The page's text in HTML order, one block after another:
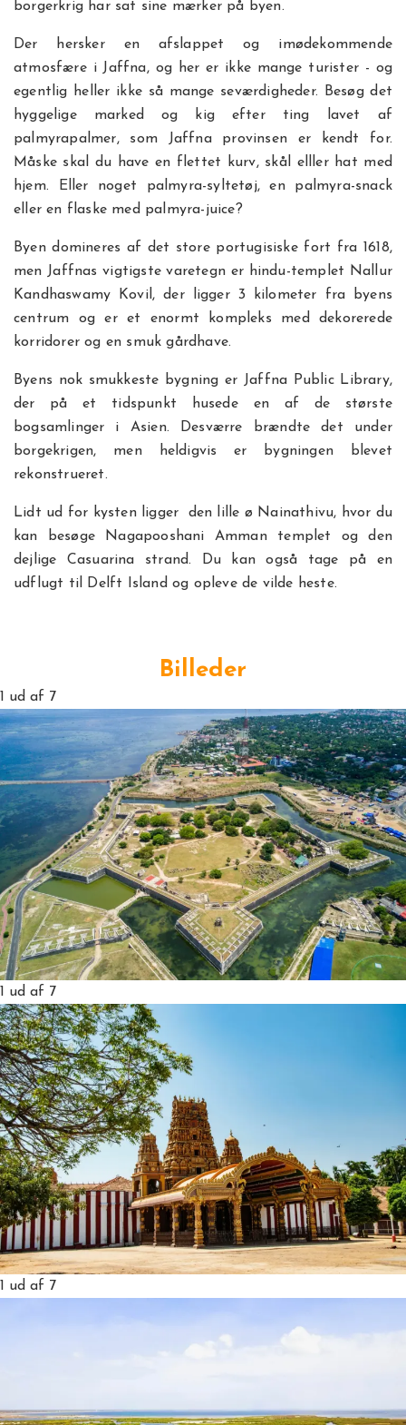
borgerkrig har sat sine mærker på byen.
Der hersker en afslappet og imødekommende
atmosfære i Jaffna, og her er ikke mange turister - og
egentlig heller ikke så mange seværdigheder. Besøg det
hyggelige marked og kig efter ting lavet af
palmyrapalmer, som Jaffna provinsen er kendt for.
Måske skal du have en flettet kurv, skål elller hat med
hjem. Eller noget palmyra-syltetøj, en palmyra-snack
eller en flaske med palmyra-juice?
Byen domineres af det store portugisiske fort fra 1618,
men Jaffnas vigtigste varetegn er hindu-templet Nallur
Kandhaswamy Kovil, der ligger 3 kilometer fra byens
centrum og er et enormt kompleks med dekorerede
korridorer og en smuk gårdhave.
Byens nok smukkeste bygning er Jaffna Public Library,
der på et tidspunkt husede en af de største
bogsamlinger i Asien. Desværre brændte det under
borgekrigen, men heldigvis er bygningen blevet
rekonstrueret.
Lidt ud for kysten ligger den lille ø Nainathivu, hvor du
kan besøge Nagapooshani Amman templet og den
dejlige Casuarina strand. Du kan også tage på en
udflugt til Delft Island og opleve de vilde heste.
Billeder
1 ud af 7
1 ud af 7
1 ud af 7